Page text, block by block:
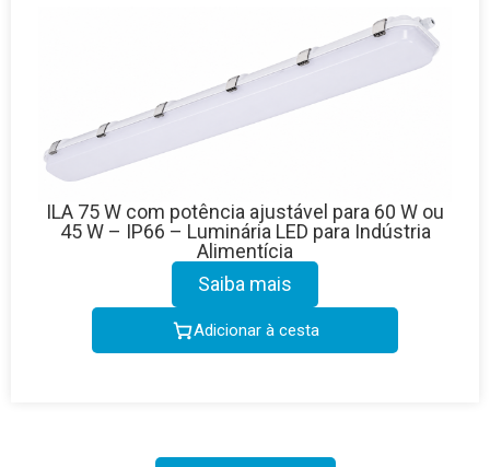
ILA 75 W com potência ajustável para 60 W ou
45 W – IP66 – Luminária LED para Indústria
Alimentícia
Saiba mais
Adicionar à cesta